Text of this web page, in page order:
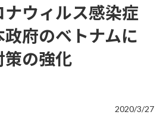
ウィルス感染症
府のベトナムに
策の強化
2020/3/27